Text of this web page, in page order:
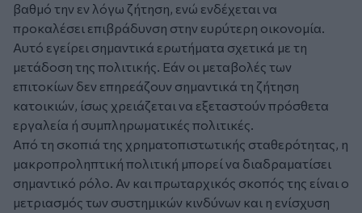
βαθμό την εν λόγω ζήτηση, ενώ ενδέχεται να
προκαλέσει επιβράδυνση στην ευρύτερη οικονομία.
Αυτό εγείρει σημαντικά ερωτήματα σχετικά με τη
μετάδοση της πολιτικής. Εάν οι μεταβολές των
επιτοκίων δεν επηρεάζουν σημαντικά τη ζήτηση
κατοικιών, ίσως χρειάζεται να εξεταστούν πρόσθετα
εργαλεία ή συμπληρωματικές πολιτικές.
Από τη σκοπιά της χρηματοπιστωτικής σταθερότητας, η
μακροπροληπτική πολιτική μπορεί να διαδραματίσει
σημαντικό ρόλο. Αν και πρωταρχικός σκοπός της είναι ο
μετριασμός των συστημικών κινδύνων και η ενίσχυση